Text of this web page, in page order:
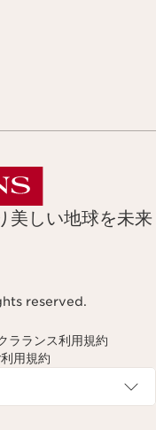
美しい地球を未来
reserved.
ラランス利用規約
用規約